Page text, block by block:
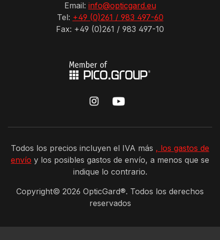
Email: info@opticgard.eu
Tel: +49 (0)261 / 983 497-60
Fax: +49 (0)261 / 983 497-10
Todos los precios incluyen el IVA más , los gastos de
envío y los posibles gastos de envío, a menos que se
indique lo contrario.
Copyright© 2026 OpticGard®. Todos los derechos
reservados